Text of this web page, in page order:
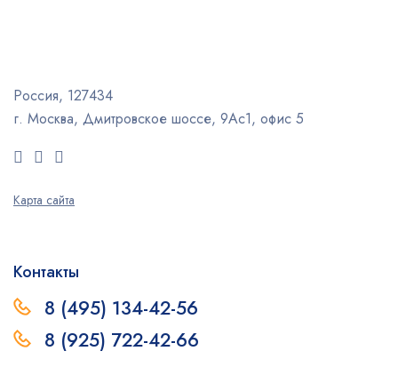
Россия, 127434
г. Москва, Дмитровское шоссе, 9Ас1, офис 5
Карта сайта
Контакты
8 (495) 134-42-56
8 (925) 722-42-66